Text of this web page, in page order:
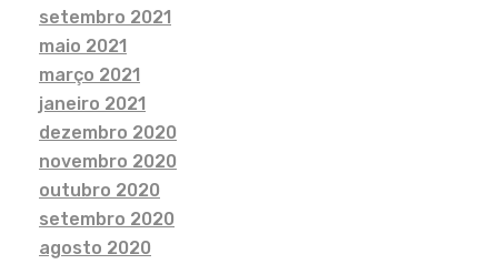
setembro 2021
maio 2021
março 2021
janeiro 2021
dezembro 2020
novembro 2020
outubro 2020
setembro 2020
agosto 2020